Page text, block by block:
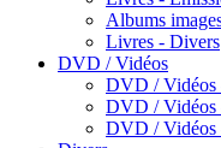
Albums
Livres - Divers
DVD / Vidéos
DVD / Vidéos
DVD / Vidéos
DVD / Vidéos